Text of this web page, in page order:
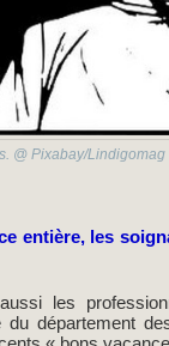
@ Pixabay/Lindigomag
entière, les
les
du département